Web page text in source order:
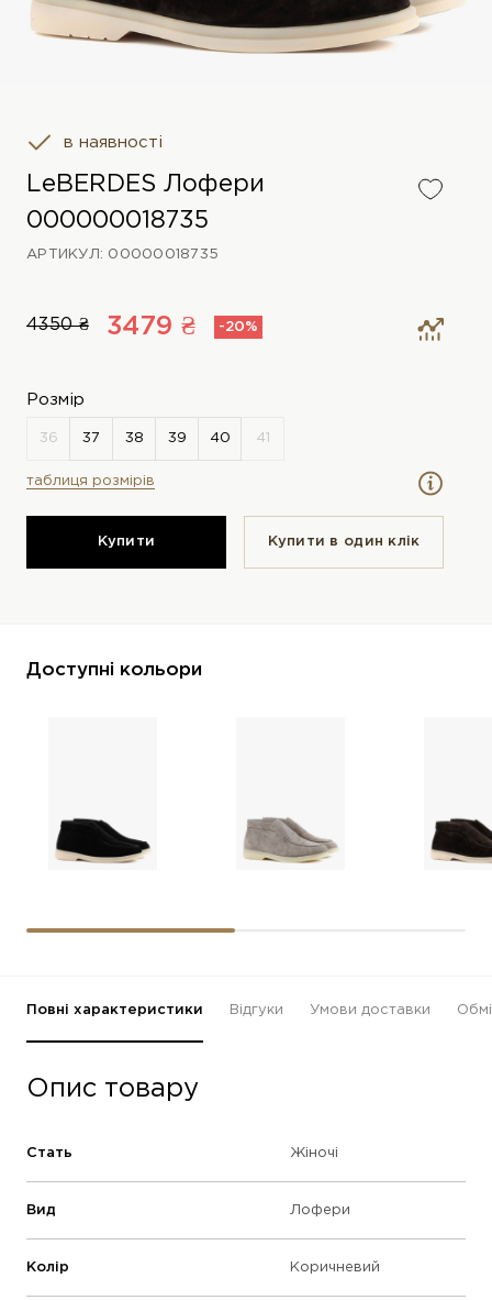
в наявності
LeBERDES Лофери
000000018735
АРТИКУЛ: 00000018735
4350 ₴ 3479 ₴ -20%
Розмір
таблиця розмірів
Купити Купити в один клiк
Доступні кольори
Повні характеристики Відгуки Умови доставки
Опис товару
Стать Жіночі
Вид Лофери
Колір Коричневий